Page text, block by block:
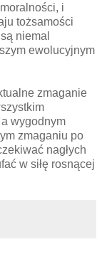
i
tożsamości
niemal
ewolucyjnym
zmaganie
wygodnym
zmaganiu po
nagłych
w siłę rosnącej